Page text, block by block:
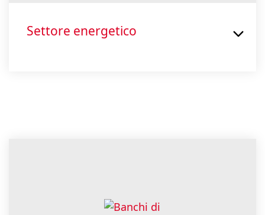
Settore energetico